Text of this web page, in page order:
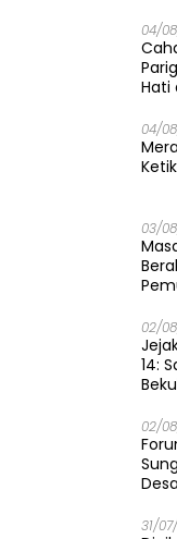
04/
Hati
04/
03/
02/
14:
02/
31/